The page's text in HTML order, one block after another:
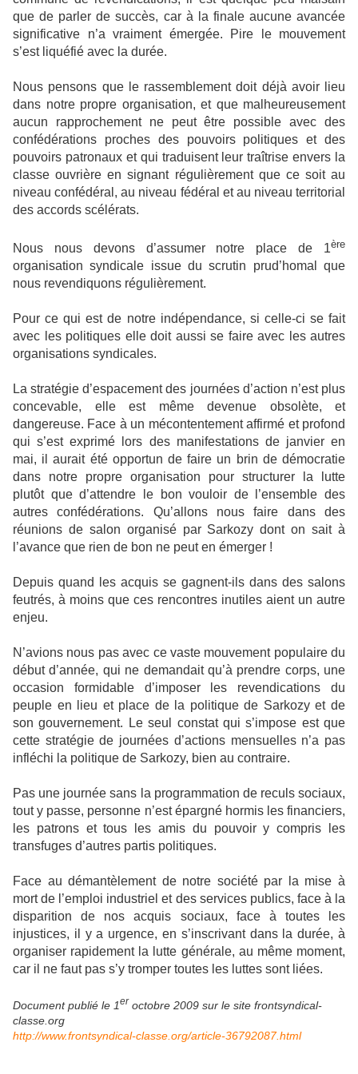
que de parler de succès, car à la finale aucune avancée
significative n’a vraiment émergée. Pire le mouvement
s’est liquéfié avec la durée.
Nous pensons que le rassemblement doit déjà avoir lieu
dans notre propre organisation, et que malheureusement
aucun rapprochement ne peut être possible avec des
confédérations proches des pouvoirs politiques et des
pouvoirs patronaux et qui traduisent leur traîtrise envers la
classe ouvrière en signant régulièrement que ce soit au
niveau confédéral, au niveau fédéral et au niveau territorial
des accords scélérats.
Nous nous devons d’assumer notre place de 1ère
organisation syndicale issue du scrutin prud’homal que
nous revendiquons régulièrement.
Pour ce qui est de notre indépendance, si celle-ci se fait
avec les politiques elle doit aussi se faire avec les autres
organisations syndicales.
La stratégie d’espacement des journées d’action n’est plus
concevable, elle est même devenue obsolète, et
dangereuse. Face à un mécontentement affirmé et profond
qui s’est exprimé lors des manifestations de janvier en
mai, il aurait été opportun de faire un brin de démocratie
dans notre propre organisation pour structurer la lutte
plutôt que d’attendre le bon vouloir de l’ensemble des
autres confédérations. Qu’allons nous faire dans des
réunions de salon organisé par Sarkozy dont on sait à
l’avance que rien de bon ne peut en émerger !
Depuis quand les acquis se gagnent-ils dans des salons
feutrés, à moins que ces rencontres inutiles aient un autre
enjeu.
N’avions nous pas avec ce vaste mouvement populaire du
début d’année, qui ne demandait qu’à prendre corps, une
occasion formidable d’imposer les revendications du
peuple en lieu et place de la politique de Sarkozy et de
son gouvernement. Le seul constat qui s’impose est que
cette stratégie de journées d’actions mensuelles n’a pas
infléchi la politique de Sarkozy, bien au contraire.
Pas une journée sans la programmation de reculs sociaux,
tout y passe, personne n’est épargné hormis les financiers,
les patrons et tous les amis du pouvoir y compris les
transfuges d’autres partis politiques.
Face au démantèlement de notre société par la mise à
mort de l’emploi industriel et des services publics, face à la
disparition de nos acquis sociaux, face à toutes les
injustices, il y a urgence, en s’inscrivant dans la durée, à
organiser rapidement la lutte générale, au même moment,
car il ne faut pas s’y tromper toutes les luttes sont liées.
Document publié le 1er octobre 2009 sur le site frontsyndical-
classe.org
http://www.frontsyndical-classe.org/article-36792087.html